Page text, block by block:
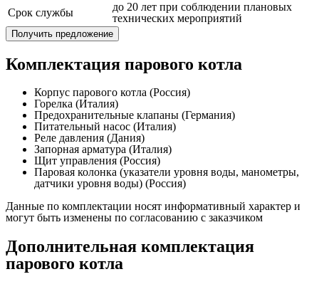
Срок службы
до 20 лет при соблюдении плановых
технических мероприятий
Получить предложение
Комплектация парового котла
Корпус парового котла (Россия)
Горелка (Италия)
Предохранительные клапаны (Германия)
Питательный насос (Италия)
Реле давления (Дания)
Запорная арматура (Италия)
Щит управления (Россия)
Паровая колонка (указатели уровня воды, манометры,
датчики уровня воды) (Россия)
Данные по комплектации носят информативный характер и
могут быть изменены по согласованию с заказчиком
Дополнительная комплектация
парового котла